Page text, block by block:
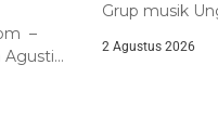
–
Grup musik
2 Agustus 2026